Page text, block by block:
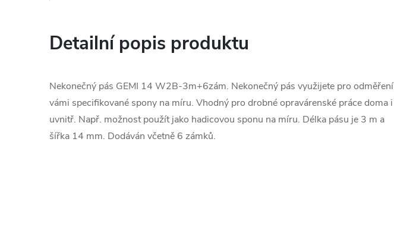
Detailní popis produktu
Nekonečný pás GEMI 14 W2B-3m+6zám. Nekonečný pás využijete pro odměření
vámi specifikované spony na míru. Vhodný pro drobné opravárenské práce doma i
uvnitř. Např. možnost použít jako hadicovou sponu na míru. Délka pásu je 3 m a
šířka 14 mm. Dodáván včetně 6 zámků.